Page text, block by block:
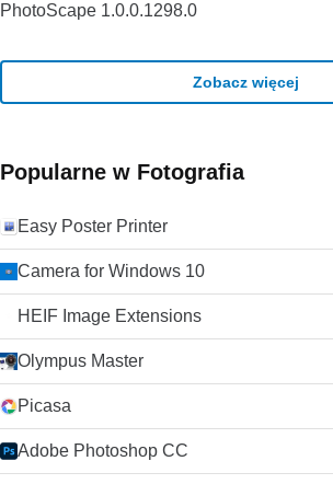
PhotoScape 1.0.0.1298.0
Zobacz więcej
Popularne w Fotografia
Easy Poster Printer
Camera for Windows 10
HEIF Image Extensions
Olympus Master
Picasa
Adobe Photoshop CC